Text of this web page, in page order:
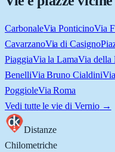
CarbonaleVia PonticinoVia
CavarzanoVia di Casigno
PiaggiaVia la LamaVia della
BenelliVia Bruno Cialdini
PoggioleVia Roma
Vedi tutte le vie di Vernio→
Distanze
Chilometriche